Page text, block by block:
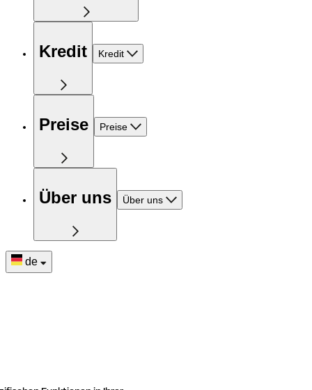
Kredit Kredit
Preise Preise
Über uns Über uns
de